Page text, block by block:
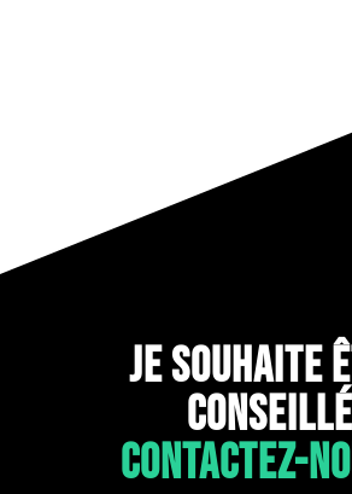
JE SOUHAITE
CONSEILLÉ
CONTACTEZ-